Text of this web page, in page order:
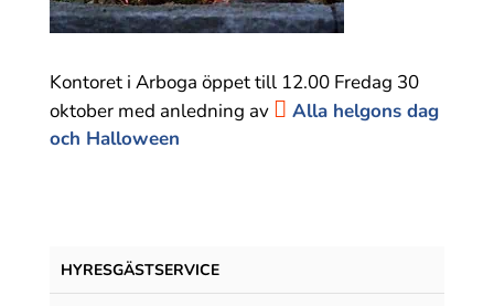
HYRESGÄST­SERVICE
Kontoret i Arboga öppet till 12.00 Fredag 30
oktober med anledning av
Alla helgons dag
och Halloween